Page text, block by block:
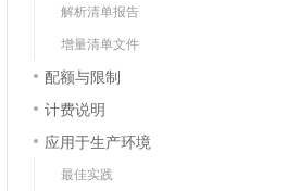
解析清单报告
增量清单文件
配额与限制
计费说明
应用于生产环境
最佳实践
千问办公 NEW
一站式AI生产力平台
AI 用量加速计划
新老同享，达量后返
主机安全
AI 应用及服务市场